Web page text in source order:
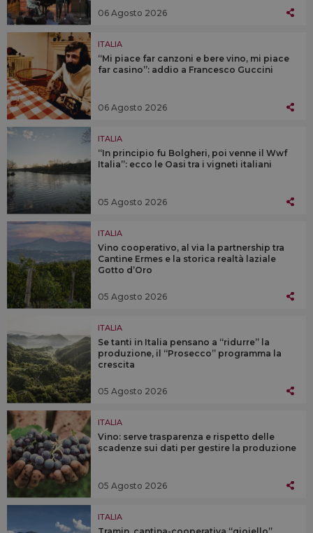
06 Agosto 2026
ITALIA
“Mi piace far canzoni e bere vino, mi piace
far casino”: addio a Francesco Guccini
06 Agosto 2026
ITALIA
“In principio fu Bolgheri, poi venne il Wwf
Italia”: ecco le Oasi tra i vigneti italiani
05 Agosto 2026
ITALIA
Vino cooperativo, al via la partnership tra
Cantine Ermes e la storica realtà laziale
Gotto d’Oro
05 Agosto 2026
ITALIA
Se tanti in Italia pensano a “ridurre” la
produzione, il “Prosecco” programma la
crescita
05 Agosto 2026
ITALIA
Vino: serve trasparenza e rispetto delle
scadenze sui dati per gestire la produzione
05 Agosto 2026
ITALIA